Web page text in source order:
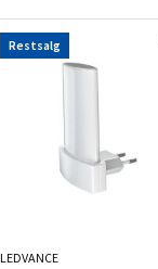
Restsalg
LEDVANCE